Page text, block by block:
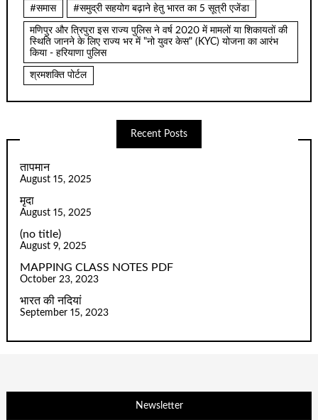
#समास #समुद्री सहयोग बढ़ाने हेतु भारत का 5 सूत्री एजेंडा
मणिपुर और त्रिपुरा इस राज्य पुलिस ने वर्ष 2020 में मामलों या शिकायतों की
स्थिति जानने के लिए राज्य भर में "नो युवर केस" (KYC) योजना का आरंभ
किया - हरियाणा पुलिस
श्रमशक्ति पोर्टल
Recent Posts
तापमान
August 15, 2025
मृदा
August 15, 2025
(no title)
August 9, 2025
MAPPING CLASS NOTES PDF
October 23, 2023
भारत की नदियां
September 15, 2023
Newsletter